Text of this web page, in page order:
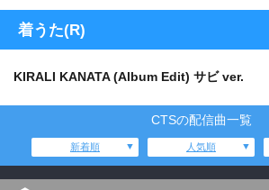
着うた(R)
KIRALI KANATA (Album Edit) サビ ver.
CTSの配信曲一覧
新着順 人気順